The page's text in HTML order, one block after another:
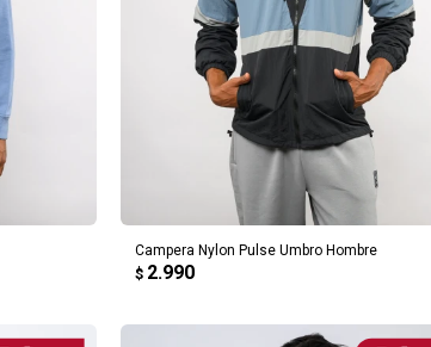
Campera Nylon Pulse Umbro Hombre
$ 2.990
AGREGAR AL CARRITO